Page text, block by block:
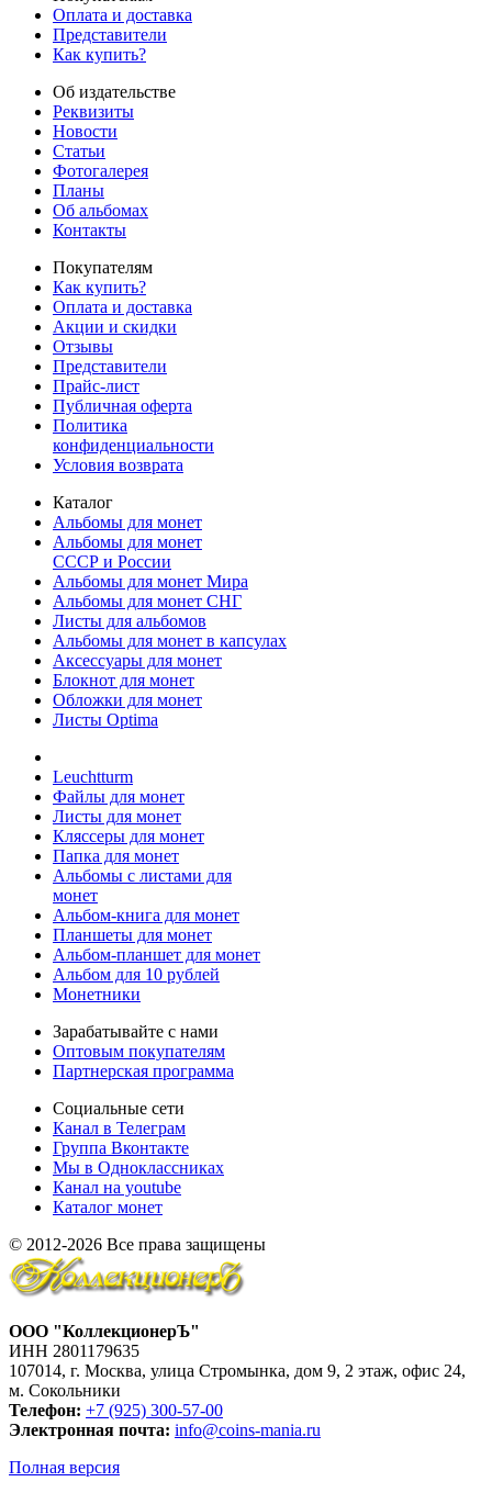
Оплата и доставка
Представители
Как купить?
Об издательстве
Реквизиты
Новости
Статьи
Фотогалерея
Планы
Об альбомах
Контакты
Покупателям
Как купить?
Оплата и доставка
Акции и скидки
Отзывы
Представители
Прайс-лист
Публичная оферта
Политика
конфиденциальности
Условия возврата
Каталог
Альбомы для монет
Альбомы для монет
СССР и России
Альбомы для монет Мира
Альбомы для монет СНГ
Листы для альбомов
Альбомы для монет в капсулах
Аксессуары для монет
Блокнот для монет
Обложки для монет
Листы Optima
Leuchtturm
Файлы для монет
Листы для монет
Кляссеры для монет
Папка для монет
Альбомы с листами для
монет
Альбом-книга для монет
Планшеты для монет
Альбом-планшет для монет
Альбом для 10 рублей
Монетники
Зарабатывайте с нами
Оптовым покупателям
Партнерская программа
Социальные сети
Канал в Телеграм
Группа Вконтакте
Мы в Одноклассниках
Канал на youtube
Каталог монет
© 2012-2026 Все права защищены
ООО "КоллекционерЪ"
ИНН 2801179635
107014, г. Москва, улица Стромынка, дом 9, 2 этаж, офис 24,
м. Сокольники
Телефон: +7 (925) 300-57-00
Электронная почта: info@coins-mania.ru
Полная версия